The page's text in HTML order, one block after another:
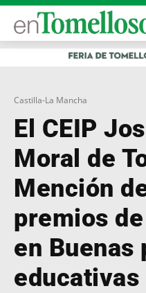
Castilla-La Mancha
El CEIP
Moral de
Mención
premios
en Buenas
educativas